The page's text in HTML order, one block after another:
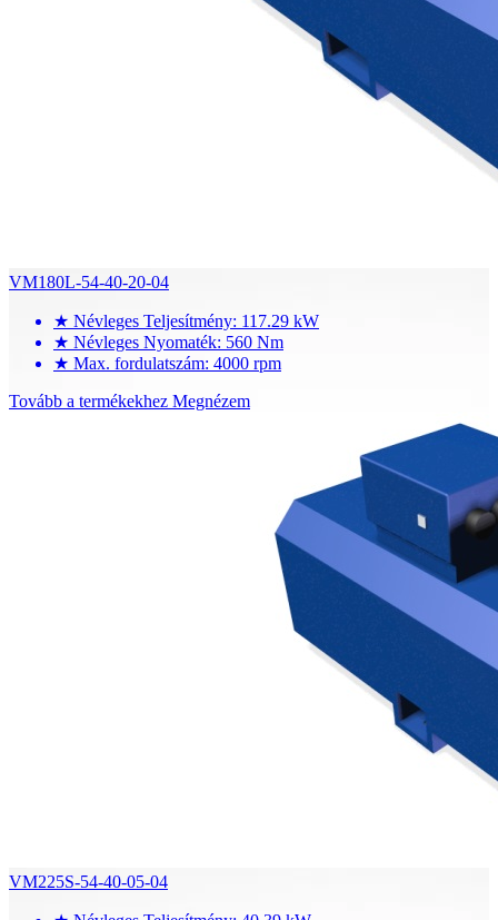
VM180L-54-40-20-04
★ Névleges Teljesítmény: 117.29 kW
★ Névleges Nyomaték: 560 Nm
★ Max. fordulatszám: 4000 rpm
Tovább a termékekhez Megnézem
VM225S-54-40-05-04